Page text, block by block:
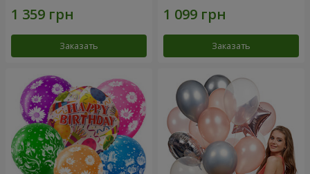
Заказать Заказать